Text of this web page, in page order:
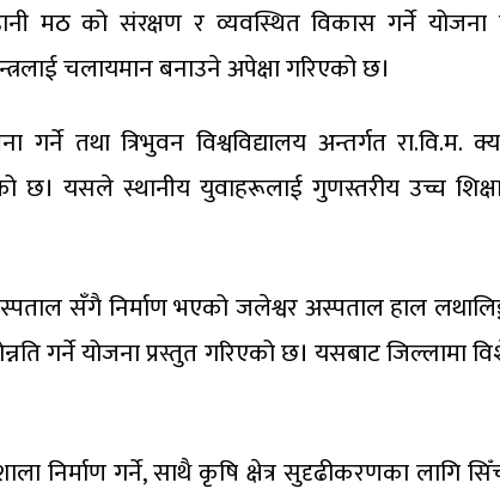
मठ को संरक्षण र व्यवस्थित विकास गर्ने योजना
चलायमान बनाउने अपेक्षा गरिएको छ।
गर्ने तथा त्रिभुवन विश्वविद्यालय अन्तर्गत रा.वि.म.
छ। यसले स्थानीय युवाहरूलाई गुणस्तरीय उच्च
सँगै निर्माण भएको जलेश्वर अस्पताल हाल
गर्ने योजना प्रस्तुत गरिएको छ। यसबाट जिल्लामा
निर्माण गर्ने, साथै कृषि क्षेत्र सुदृढीकरणका लागि